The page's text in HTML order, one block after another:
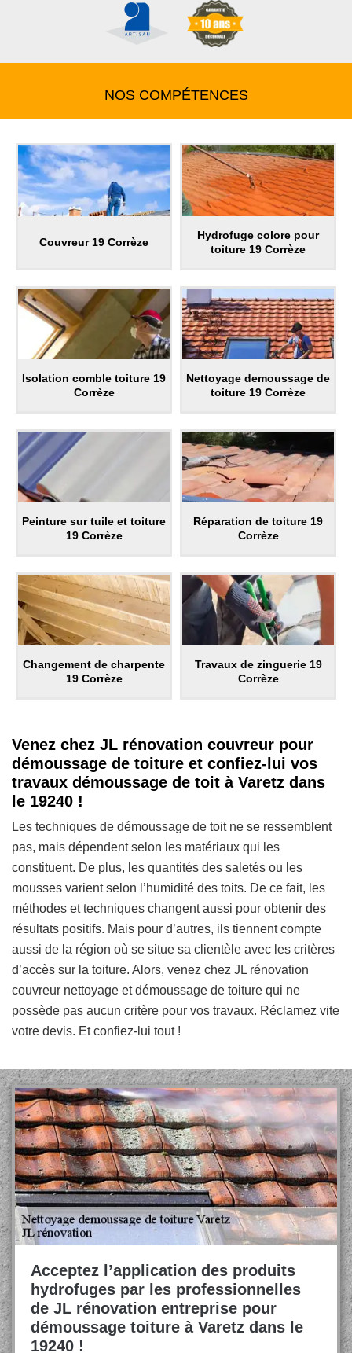
NOS COMPÉTENCES
Couvreur 19 Corrèze
Hydrofuge colore pour
toiture 19 Corrèze
Isolation comble toiture 19
Corrèze
Nettoyage demoussage de
toiture 19 Corrèze
Peinture sur tuile et toiture
19 Corrèze
Réparation de toiture 19
Corrèze
Changement de charpente
19 Corrèze
Travaux de zinguerie 19
Corrèze
Venez chez JL rénovation couvreur pour
démoussage de toiture et confiez-lui vos
travaux démoussage de toit à Varetz dans
le 19240 !
Les techniques de démoussage de toit ne se ressemblent
pas, mais dépendent selon les matériaux qui les
constituent. De plus, les quantités des saletés ou les
mousses varient selon l’humidité des toits. De ce fait, les
méthodes et techniques changent aussi pour obtenir des
résultats positifs. Mais pour d’autres, ils tiennent compte
aussi de la région où se situe sa clientèle avec les critères
d’accès sur la toiture. Alors, venez chez JL rénovation
couvreur nettoyage et démoussage de toiture qui ne
possède pas aucun critère pour vos travaux. Réclamez vite
votre devis. Et confiez-lui tout !
Acceptez l’application des produits
hydrofuges par les professionnelles
de JL rénovation entreprise pour
démoussage toiture à Varetz dans le
19240 !